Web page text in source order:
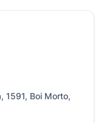
1591, Boi Morto,